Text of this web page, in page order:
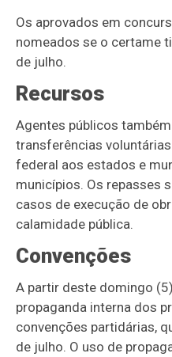
Os aprovados em
nomeados se o certame
de julho.
Recursos
Agentes públicos
transferências
federal aos estados e
municípios. Os repasses
casos de execução de
calamidade pública.
Convenções
A partir deste domingo
propaganda interna dos
convenções partidárias,
de julho. O uso de